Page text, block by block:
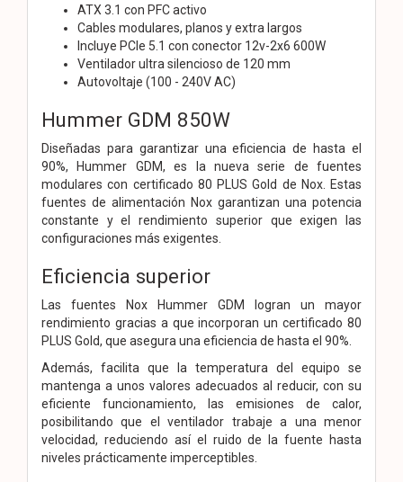
ATX 3.1 con PFC activo
Cables modulares, planos y extra largos
Incluye PCIe 5.1 con conector 12v-2x6 600W
Ventilador ultra silencioso de 120 mm
Autovoltaje (100 - 240V AC)
Hummer GDM 850W
Diseñadas para garantizar una eficiencia de hasta el
90%, Hummer GDM, es la nueva serie de fuentes
modulares con certificado 80 PLUS Gold de Nox. Estas
fuentes de alimentación Nox garantizan una potencia
constante y el rendimiento superior que exigen las
configuraciones más exigentes.
Eficiencia superior
Las fuentes Nox Hummer GDM logran un mayor
rendimiento gracias a que incorporan un certificado 80
PLUS Gold, que asegura una eficiencia de hasta el 90%.
Además, facilita que la temperatura del equipo se
mantenga a unos valores adecuados al reducir, con su
eficiente funcionamiento, las emisiones de calor,
posibilitando que el ventilador trabaje a una menor
velocidad, reduciendo así el ruido de la fuente hasta
niveles prácticamente imperceptibles.